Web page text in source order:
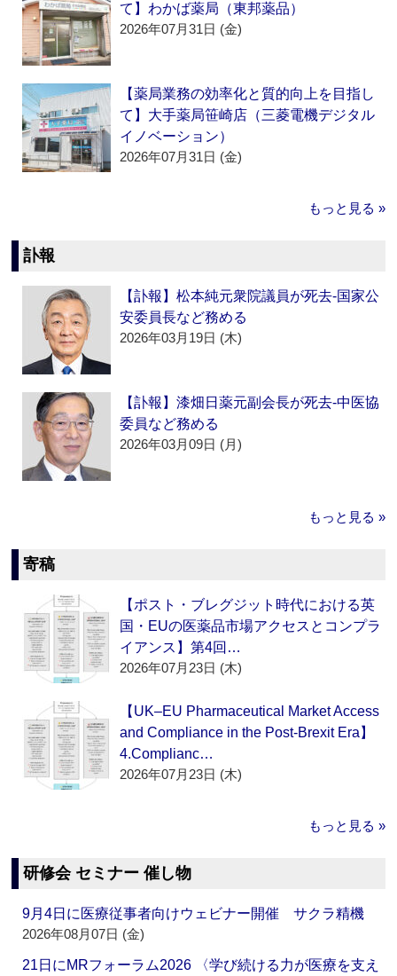
て】わかば薬局（東邦薬品）
2026年07月31日 (金)
【薬局業務の効率化と質的向上を目指し
て】大手薬局笹崎店（三菱電機デジタル
イノベーション）
2026年07月31日 (金)
もっと見る »
訃報
【訃報】松本純元衆院議員が死去‐国家公
安委員長など務める
2026年03月19日 (木)
【訃報】漆畑日薬元副会長が死去‐中医協
委員など務める
2026年03月09日 (月)
もっと見る »
寄稿
【ポスト・ブレグジット時代における英
国・EUの医薬品市場アクセスとコンプラ
イアンス】第4回…
2026年07月23日 (木)
【UK–EU Pharmaceutical Market Access
and Compliance in the Post-Brexit Era】
4.Complianc…
2026年07月23日 (木)
もっと見る »
研修会 セミナー 催し物
9月4日に医療従事者向けウェビナー開催 サクラ精機
2026年08月07日 (金)
21日にMRフォーラム2026 〈学び続ける力が医療を支え